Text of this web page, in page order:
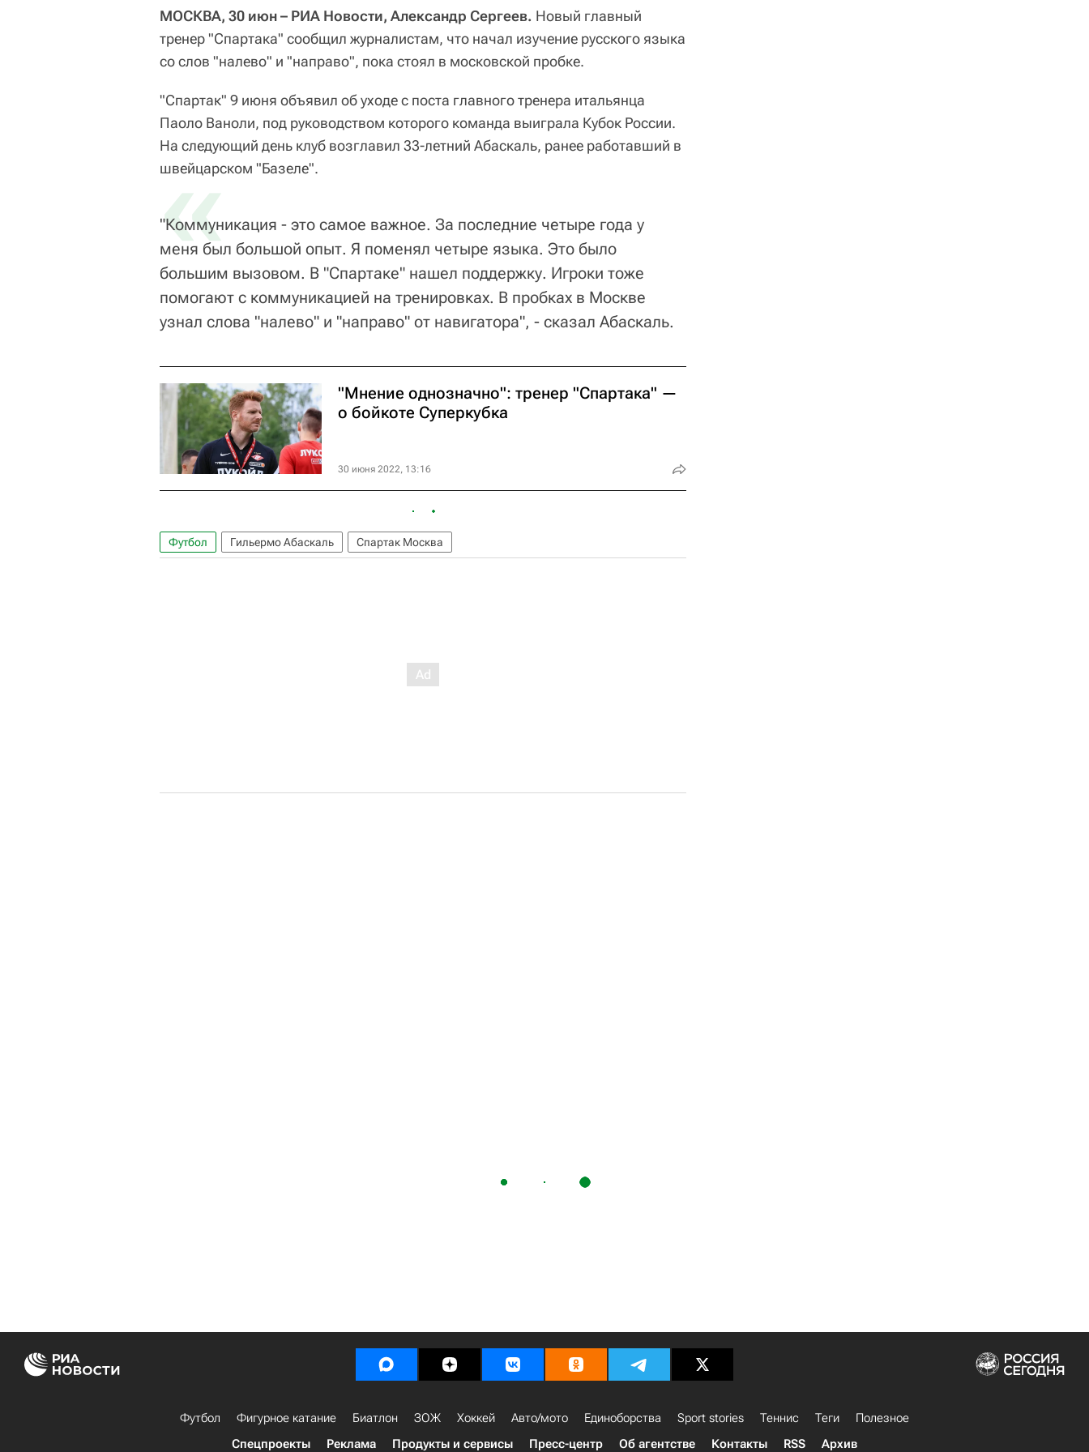
МОСКВА, 30 июн – РИА Новости, Александр Сергеев. Новый главный
тренер "Спартака" сообщил журналистам, что начал изучение русского языка
со слов "налево" и "направо", пока стоял в московской пробке.
"Спартак" 9 июня объявил об уходе с поста главного тренера итальянца
Паоло Ваноли, под руководством которого команда выиграла Кубок России.
На следующий день клуб возглавил 33-летний Абаскаль, ранее работавший в
швейцарском "Базеле".
«
"Коммуникация - это самое важное. За последние четыре года у
меня был большой опыт. Я поменял четыре языка. Это было
большим вызовом. В "Спартаке" нашел поддержку. Игроки тоже
помогают с коммуникацией на тренировках. В пробках в Москве
узнал слова "налево" и "направо" от навигатора", - сказал Абаскаль.
"Мнение однозначно": тренер "Спартака" —
о бойкоте Суперкубка
30 июня 2022, 13:16
Футбол Гильермо Абаскаль Спартак Москва
Футбол Фигурное катание Биатлон ЗОЖ Хоккей Авто/мото Единоборства Sport stories Теннис Теги
Полезное
Спецпроекты
Реклама Продукты и сервисы Пресс-центр Об агентстве Контакты RSS Архив